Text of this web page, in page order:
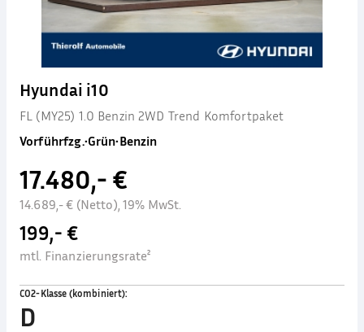
Hyundai i10
FL (MY25) 1.0 Benzin 2WD Trend Komfortpaket
Vorführfzg.•Grün•Benzin
17.480,- €
14.689,- € (Netto), 19% MwSt.
199,- €
mtl. Finanzierungsrate²
CO2-Klasse (kombiniert):
D